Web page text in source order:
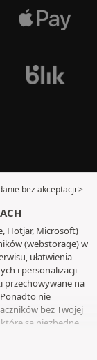
bez akceptacji >
Hotjar, Microsoft)
(webstorage) w
ułatwienia
i personalizacji
przechowywane na
nie
bez Twojej
są niezbędne
do